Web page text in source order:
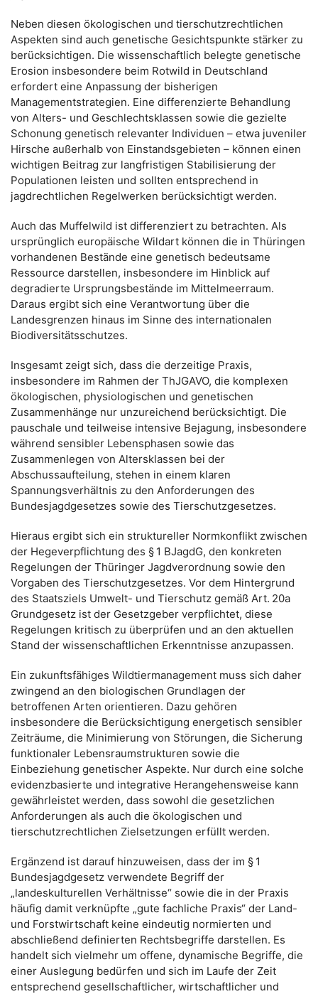
Neben diesen ökologischen und tierschutzrechtlichen
Aspekten sind auch genetische Gesichtspunkte stärker zu
berücksichtigen. Die wissenschaftlich belegte genetische
Erosion insbesondere beim Rotwild in Deutschland
erfordert eine Anpassung der bisherigen
Managementstrategien. Eine differenzierte Behandlung
von Alters- und Geschlechtsklassen sowie die gezielte
Schonung genetisch relevanter Individuen – etwa juveniler
Hirsche außerhalb von Einstandsgebieten – können einen
wichtigen Beitrag zur langfristigen Stabilisierung der
Populationen leisten und sollten entsprechend in
jagdrechtlichen Regelwerken berücksichtigt werden.
Auch das Muffelwild ist differenziert zu betrachten. Als
ursprünglich europäische Wildart können die in Thüringen
vorhandenen Bestände eine genetisch bedeutsame
Ressource darstellen, insbesondere im Hinblick auf
degradierte Ursprungsbestände im Mittelmeerraum.
Daraus ergibt sich eine Verantwortung über die
Landesgrenzen hinaus im Sinne des internationalen
Biodiversitätsschutzes.
Insgesamt zeigt sich, dass die derzeitige Praxis,
insbesondere im Rahmen der ThJGAVO, die komplexen
ökologischen, physiologischen und genetischen
Zusammenhänge nur unzureichend berücksichtigt. Die
pauschale und teilweise intensive Bejagung, insbesondere
während sensibler Lebensphasen sowie das
Zusammenlegen von Altersklassen bei der
Abschussaufteilung, stehen in einem klaren
Spannungsverhältnis zu den Anforderungen des
Bundesjagdgesetzes sowie des Tierschutzgesetzes.
Hieraus ergibt sich ein struktureller Normkonflikt zwischen
der Hegeverpflichtung des § 1 BJagdG, den konkreten
Regelungen der Thüringer Jagdverordnung sowie den
Vorgaben des Tierschutzgesetzes. Vor dem Hintergrund
des Staatsziels Umwelt- und Tierschutz gemäß Art. 20a
Grundgesetz ist der Gesetzgeber verpflichtet, diese
Regelungen kritisch zu überprüfen und an den aktuellen
Stand der wissenschaftlichen Erkenntnisse anzupassen.
Ein zukunftsfähiges Wildtiermanagement muss sich daher
zwingend an den biologischen Grundlagen der
betroffenen Arten orientieren. Dazu gehören
insbesondere die Berücksichtigung energetisch sensibler
Zeiträume, die Minimierung von Störungen, die Sicherung
funktionaler Lebensraumstrukturen sowie die
Einbeziehung genetischer Aspekte. Nur durch eine solche
evidenzbasierte und integrative Herangehensweise kann
gewährleistet werden, dass sowohl die gesetzlichen
Anforderungen als auch die ökologischen und
tierschutzrechtlichen Zielsetzungen erfüllt werden.
Ergänzend ist darauf hinzuweisen, dass der im § 1
Bundesjagdgesetz verwendete Begriff der
„landeskulturellen Verhältnisse“ sowie die in der Praxis
häufig damit verknüpfte „gute fachliche Praxis“ der Land-
und Forstwirtschaft keine eindeutig normierten und
abschließend definierten Rechtsbegriffe darstellen. Es
handelt sich vielmehr um offene, dynamische Begriffe, die
einer Auslegung bedürfen und sich im Laufe der Zeit
entsprechend gesellschaftlicher, wirtschaftlicher und